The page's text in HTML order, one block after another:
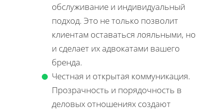
обслуживание и индивидуальный
подход. Это не только позволит
клиентам оставаться лояльными, но
и сделает их адвокатами вашего
бренда.
Честная и открытая коммуникация.
Прозрачность и порядочность в
деловых отношениях создают